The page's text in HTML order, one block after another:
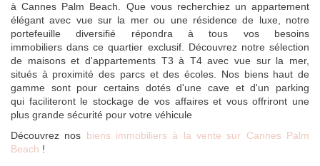
à Cannes Palm Beach. Que vous recherchiez un appartement
élégant avec vue sur la mer ou une résidence de luxe, notre
portefeuille diversifié répondra à tous vos besoins
immobiliers dans ce quartier exclusif. Découvrez notre sélection
de maisons et d'appartements T3 à T4 avec vue sur la mer,
situés à proximité des parcs et des écoles. Nos biens haut de
gamme sont pour certains dotés d'une cave et d'un parking
qui faciliteront le stockage de vos affaires et vous offriront une
plus grande sécurité pour votre véhicule
Découvrez nos biens immobiliers à la vente sur Cannes Palm
Beach !